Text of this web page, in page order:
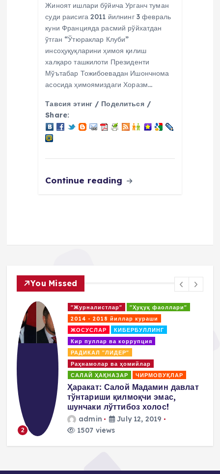
Жиноят ишлари бўйича Урганч туман
суди раисига 2011 йилнинг 3 февраль
куни Францияда расмий рўйхатдан
ўтган “Ўтюраклар Клуби”
инсоҳуқуқларини ҳимоя қилиш
халқаро ташкилоти Президенти
Мўътабар Тожибоевадан Ишончнома
асосида ҳимоямиздаги Хоразм…
Тавсия этинг / Поделиться /
Share:
Continue reading
You Missed
2
"Журналистлар"
"Ҳуқуқ фаоллари"
2014 - 2018 йиллар кураши
ЖОСУСЛАР
КИБЕРБУЛЛИНГ
Кир пуллар ва коррупция
РАДИКАЛ "ЛИДЕР"
Раҳнамолар ва ҳомийлар
САЛАЙ ҲАҚНАЗАР
ЧИРМОВУҚЛАР
Ҳаракат: Салой Мадамин давлат
тўнтариши қилмоқчи эмас,
шунчаки лўттибоз холос!
admin
July 12, 2019
1507 views